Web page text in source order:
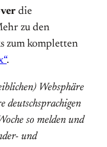
die
zu den
zum kompletten
.
Websphäre
deutschsprachigen
so melden und
und